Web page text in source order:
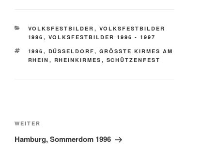
KATEGORIEN
VOLKSFESTBILDER , VOLKSFESTBILDER
1996 , VOLKSFESTBILDER 1996 - 1997
SCHLAGWÖRTER
1996 , DÜSSELDORF, GRÖSSTE KIRMES AM R
HEIN
, RHEINKIRMES , SCHÜTZENFEST
Nächster
Beitrag
WEITER
Hamburg, Sommerdom 1996